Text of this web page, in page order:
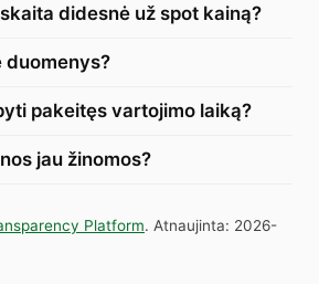
didesnė už spot kainą?
duomenys?
pakeitęs vartojimo laiką?
jau žinomos?
Platform. Atnaujinta: 2026-